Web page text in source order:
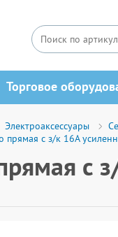
Торговое
Электроаксессуары
прямая с з/к 16А
с